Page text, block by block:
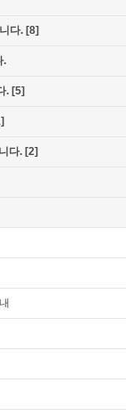
다. [8]
.
. [5]
다. [2]